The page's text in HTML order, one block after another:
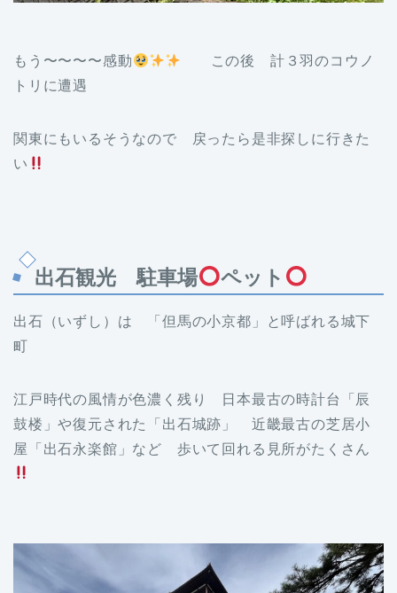
もう〜〜〜〜感動
この後 計３羽のコウノ
トリに遭遇
関東にもいるそうなので 戻ったら是非探しに行きた
い
出石観光 駐車場 ペット
出石（いずし）は 「但馬の小京都」と呼ばれる城下
町
江戸時代の風情が色濃く残り 日本最古の時計台「辰
鼓楼」や復元された「出石城跡」 近畿最古の芝居小
屋「出石永楽館」など 歩いて回れる見所がたくさん